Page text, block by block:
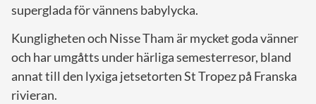
superglada för vännens babylycka.
Kungligheten och Nisse Tham är mycket goda vänner
och har umgåtts under härliga semesterresor, bland
annat till den lyxiga jetsetorten St Tropez på Franska
rivieran.